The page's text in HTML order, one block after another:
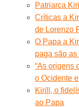
Patriarca
Críticas a
de Lorenzo
O Papa a
paga são as
“As origens
o Ocidente
Kirill, o
ao Papa